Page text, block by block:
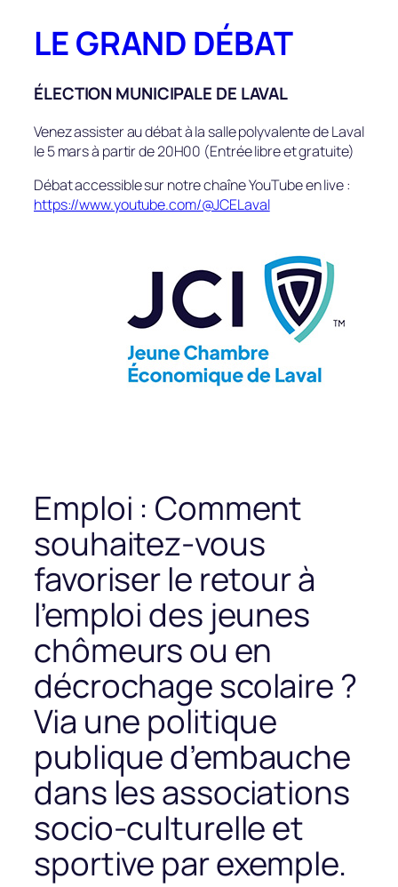
LE GRAND DÉBAT
ÉLECTION MUNICIPALE DE LAVAL
Venez assister au débat à la salle polyvalente de Laval
le 5 mars à partir de 20H00 (Entrée libre et gratuite)
Débat accessible sur notre chaîne YouTube en live :
https://www.youtube.com/@JCELaval
Emploi : Comment
souhaitez-vous
favoriser le retour à
l’emploi des jeunes
chômeurs ou en
décrochage scolaire ?
Via une politique
publique d’embauche
dans les associations
socio-culturelle et
sportive par exemple.